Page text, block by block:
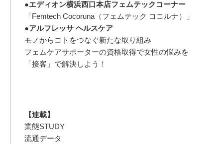
●エディオン横浜西口本店フェムテックコーナー
「Femtech Cocoruna（フェムテック ココルナ）」
●アルフレッサ ヘルスケア
モノからコトをつなぐ新たな取り組み
フェムケアサポーターの資格取得で女性の悩みを
「接客」で解決しよう！
【連載】
業態STUDY
流通データ